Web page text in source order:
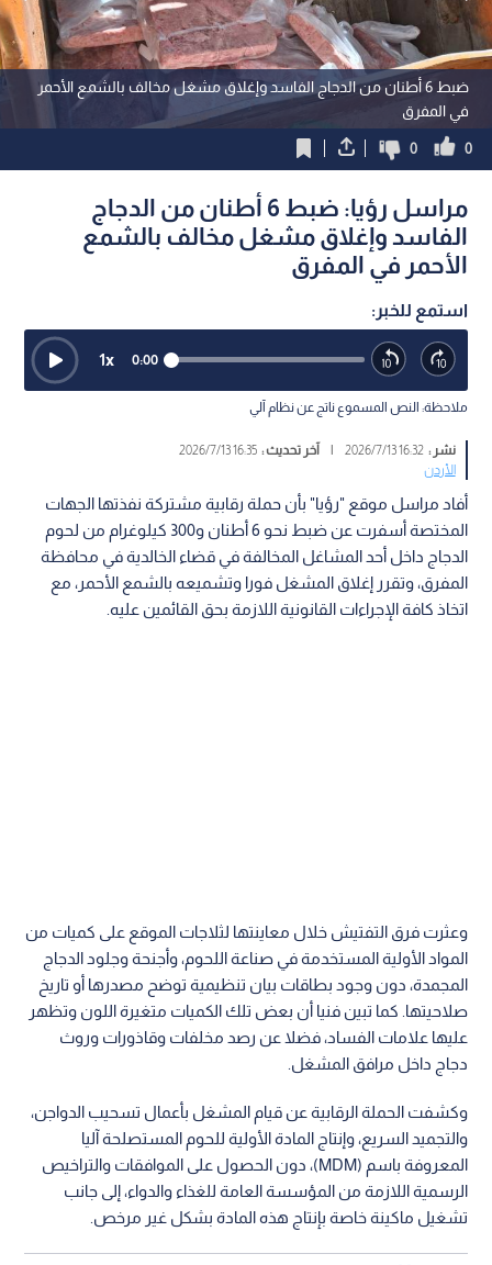
ضبط 6 أطنان من الدجاج الفاسد وإغلاق مشغل مخالف بالشمع الأحمر
في المفرق
0
0
مراسل رؤيا: ضبط 6 أطنان من الدجاج
الفاسد وإغلاق مشغل مخالف بالشمع
الأحمر في المفرق
استمع للخبر:
0:00
1x
ملاحظة: النص المسموع ناتج عن نظام آلي
نشر :16:32 2026/7/13
| آخر تحديث :16:35 2026/7/13
الأردن
أفاد مراسل موقع "رؤيا" بأن حملة رقابية مشتركة نفذتها الجهات
المختصة أسفرت عن ضبط نحو 6 أطنان و300 كيلوغرام من لحوم
الدجاج داخل أحد المشاغل المخالفة في قضاء الخالدية في محافظة
المفرق، وتقرر إغلاق المشغل فورا وتشميعه بالشمع الأحمر، مع
اتخاذ كافة الإجراءات القانونية اللازمة بحق القائمين عليه.
وعثرت فرق التفتيش خلال معاينتها لثلاجات الموقع على كميات من
المواد الأولية المستخدمة في صناعة اللحوم، وأجنحة وجلود الدجاج
المجمدة، دون وجود بطاقات بيان تنظيمية توضح مصدرها أو تاريخ
صلاحيتها. كما تبين فنيا أن بعض تلك الكميات متغيرة اللون وتظهر
عليها علامات الفساد، فضلا عن رصد مخلفات وقاذورات وروث
دجاج داخل مرافق المشغل.
وكشفت الحملة الرقابية عن قيام المشغل بأعمال تسحيب الدواجن،
والتجميد السريع، وإنتاج المادة الأولية للحوم المستصلحة آليا
المعروفة باسم (MDM)، دون الحصول على الموافقات والتراخيص
الرسمية اللازمة من المؤسسة العامة للغذاء والدواء، إلى جانب
تشغيل ماكينة خاصة بإنتاج هذه المادة بشكل غير مرخص.